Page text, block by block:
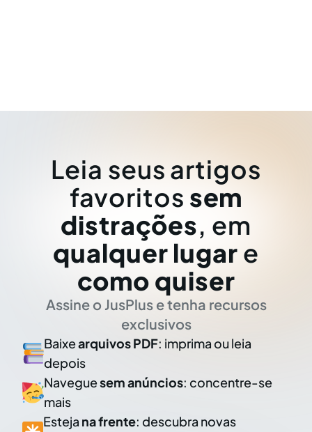
Leia seus artigos
favoritos sem
distrações, em
qualquer lugar e
como quiser
Assine o JusPlus e tenha recursos
exclusivos
Baixearquivos PDF: imprima ou leia
depois
Naveguesem anúncios: concentre-se
mais
Esteja na frente: descubra novas